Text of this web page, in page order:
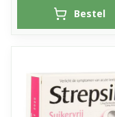
Bestel